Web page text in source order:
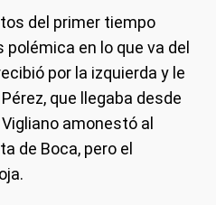
del primer tiempo
en lo que va del
por la izquierda y le
que llegaba desde
amonestó al
de Boca, pero el